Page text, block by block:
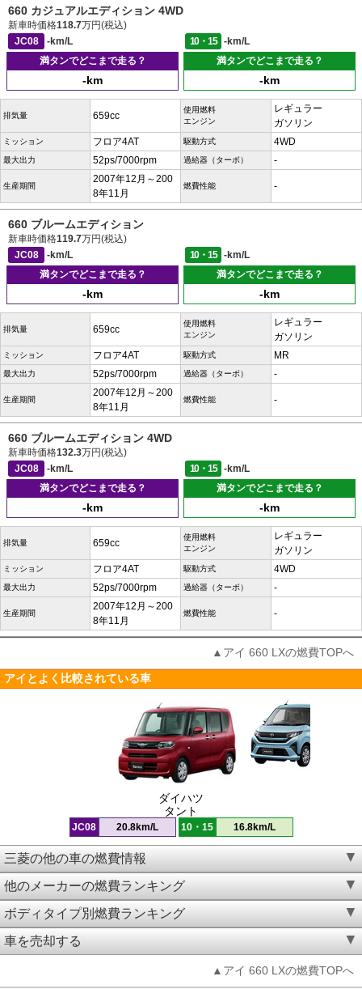
660 カジュアルエディション 4WD
新車時価格118.7万円(税込)
JC08
-km/L 10・15
-km/L
満タンでどこまで走る？
-km
満タンでどこまで走る？
-km
排気量 659cc
使用燃料
エンジン
レギュラー
ガソリン
ミッション フロア4AT 駆動方式 4WD
最大出力 52ps/7000rpm 過給器（ターボ） -
生産期間
2007年12月～200
8年11月
燃費性能 -
660 ブルームエディション
新車時価格119.7万円(税込)
JC08
-km/L 10・15
-km/L
満タンでどこまで走る？
-km
満タンでどこまで走る？
-km
排気量 659cc
使用燃料
エンジン
レギュラー
ガソリン
ミッション フロア4AT 駆動方式 MR
最大出力 52ps/7000rpm 過給器（ターボ） -
生産期間
2007年12月～200
8年11月
燃費性能 -
660 ブルームエディション 4WD
新車時価格132.3万円(税込)
JC08
-km/L 10・15
-km/L
満タンでどこまで走る？
-km
満タンでどこまで走る？
-km
排気量 659cc
使用燃料
エンジン
レギュラー
ガソリン
ミッション フロア4AT 駆動方式 4WD
最大出力 52ps/7000rpm 過給器（ターボ） -
生産期間
2007年12月～200
8年11月
燃費性能 -
▲アイ 660 LXの燃費TOPへ
アイとよく比較されている車
ダイハツ
タント
JC08 20.8km/L 10・15 16.8km/L
三菱の他の車の燃費情報
他のメーカーの燃費ランキング
ボディタイプ別燃費ランキング
車を売却する
▲アイ 660 LXの燃費TOPへ